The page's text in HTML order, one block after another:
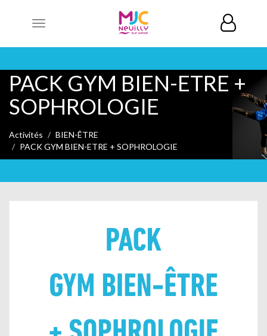
Toggle
PACK GYM BIEN-ETRE +
SOPHROLOGIE
Activités
BIEN-ÊTRE
PACK GYM BIEN-ETRE + SOPHROLOGIE